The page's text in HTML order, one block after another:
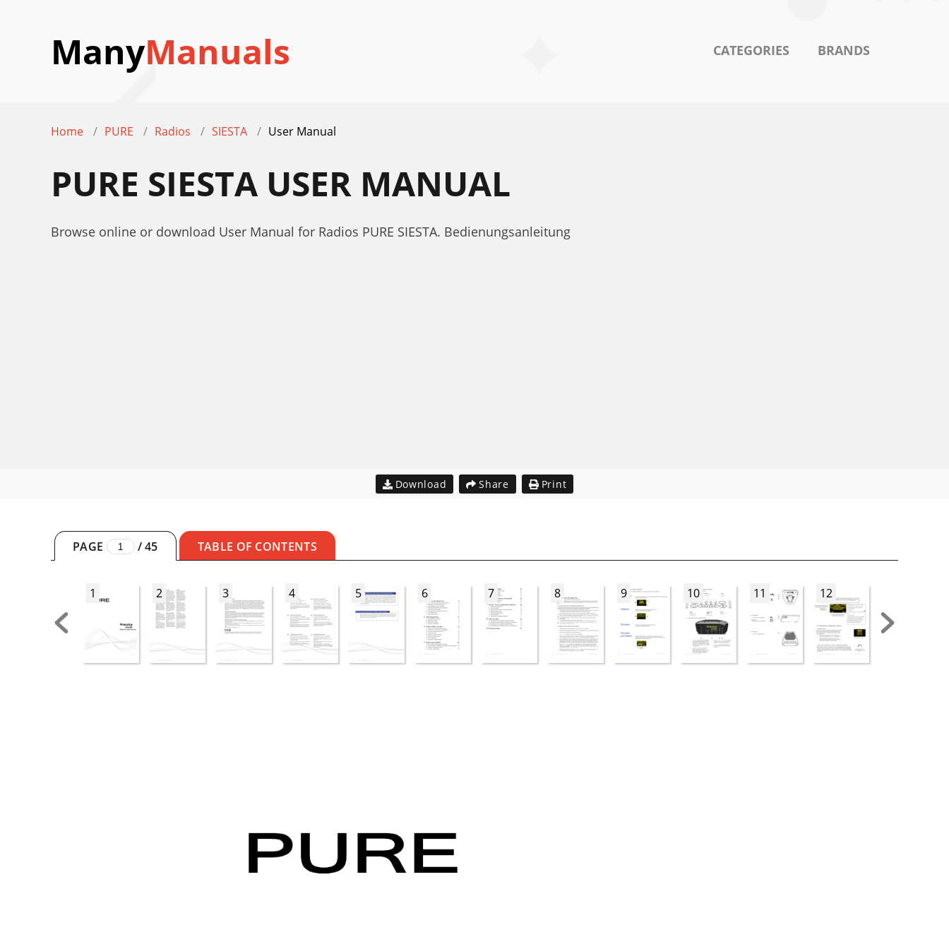
ManyManuals CATEGORIES BRANDS
Home PURE Radios SIESTA User Manual
PURE SIESTA USER MANUAL
Browse online or download User Manual for Radios PURE SIESTA. Bedienungsanleitung
Download Share Print
PAGE /45 TABLE OF CONTENTS
1 2 3 4 5 6 7 8 9 10 11 12